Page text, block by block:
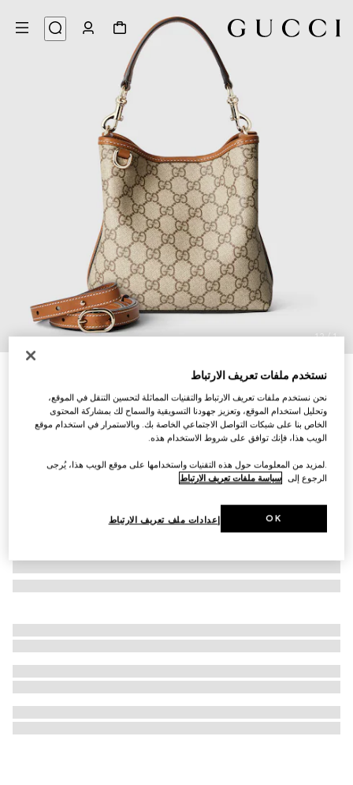
1
/
12
التخصيص بالأحرف الأولى
حقيبة باكت GG Emblem صغيرة الحجم
AED 7,900
تنويعاتقماش باللونين البيج والبني الداكن
نستخدم ملفات تعريف الارتباط
نحن نستخدم ملفات تعريف الارتباط والتقنيات المماثلة لتحسين التنقل في الموقع،
وتحليل استخدام الموقع، وتعزيز جهودنا التسويقية والسماح لك بمشاركة المحتوى
الخاص بنا على شبكات التواصل الاجتماعي الخاصة بك. وبالاستمرار في استخدام موقع
الويب هذا، فإنك توافق على شروط الاستخدام هذه.
.لمزيد من المعلومات حول هذه التقنيات واستخدامها على موقع الويب هذا، يُرجى
الرجوع إلى سياسة ملفات تعريف الارتباط
إعدادات ملف تعريف الارتباط OK